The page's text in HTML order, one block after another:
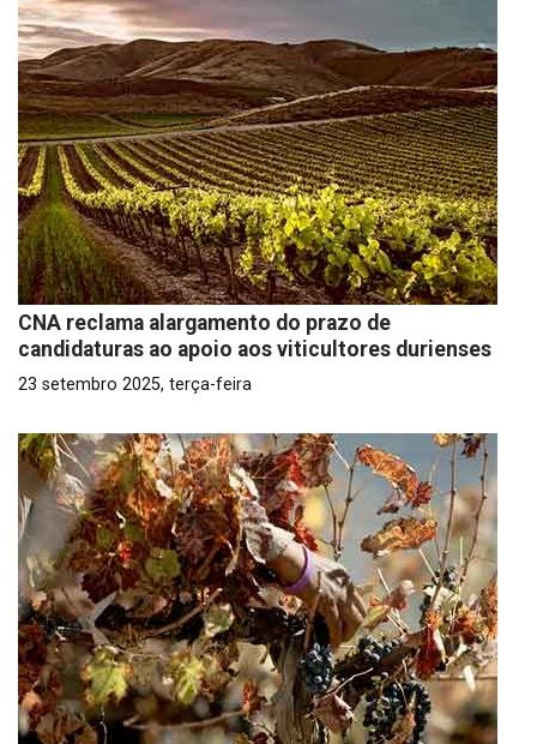
CNA reclama alargamento do prazo de
candidaturas ao apoio aos viticultores durienses
23 setembro 2025, terça-feira